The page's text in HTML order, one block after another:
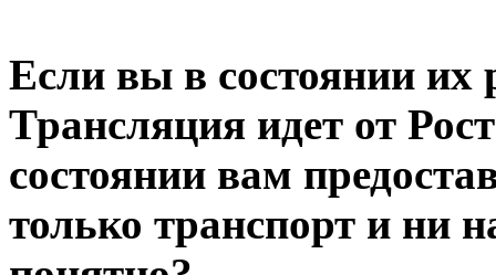
Если вы в состоянии
Трансляция идет от
состоянии вам
только транспорт и ни